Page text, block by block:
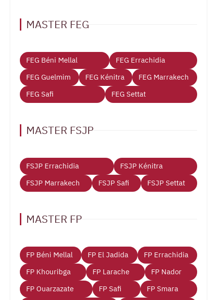
MASTER FEG
FEG Béni Mellal
FEG Errachidia
FEG Guelmim
FEG Kénitra
FEG Marrakech
FEG Safi
FEG Settat
MASTER FSJP
FSJP Errachidia
FSJP Kénitra
FSJP Marrakech
FSJP Safi FSJP Settat
MASTER FP
FP Béni Mellal FP El Jadida
FP Errachidia
FP Khouribga
FP Larache
FP Nador
FP Ouarzazate
FP Safi
FP Smara